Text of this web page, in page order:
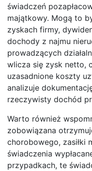
świadczeń
majątkowy. Mogą to
zyskach firmy,
dochody z najmu
prowadzących
wlicza się zysk netto,
uzasadnione koszty
analizuje
rzeczywisty dochód
Warto również
zobowiązana
chorobowego, zasiłki
świadczenia
przypadkach, te